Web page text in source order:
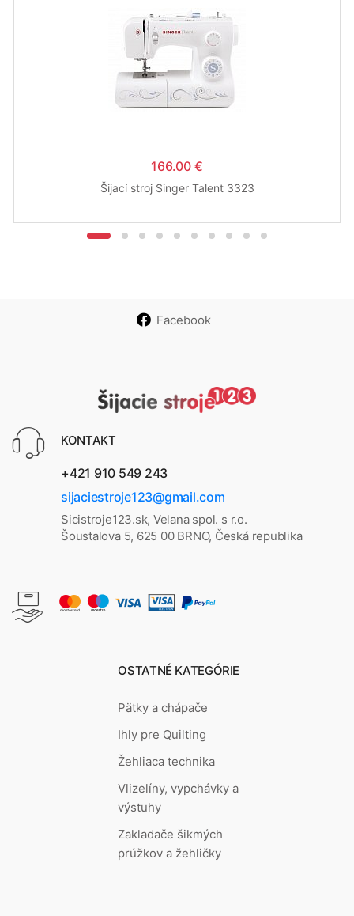
166.00 €
Šijací stroj Singer Talent 3323
Facebook
KONTAKT
+421 910 549 243
sijaciestroje123@gmail.com
Sicistroje123.sk, Velana spol. s r.o.
Šoustalova 5, 625 00 BRNO, Česká republika
OSTATNÉ KATEGÓRIE
Pätky a chápače
Ihly pre Quilting
Žehliaca technika
Vlizelíny, vypchávky a
výstuhy
Zakladače šikmých
prúžkov a žehličky